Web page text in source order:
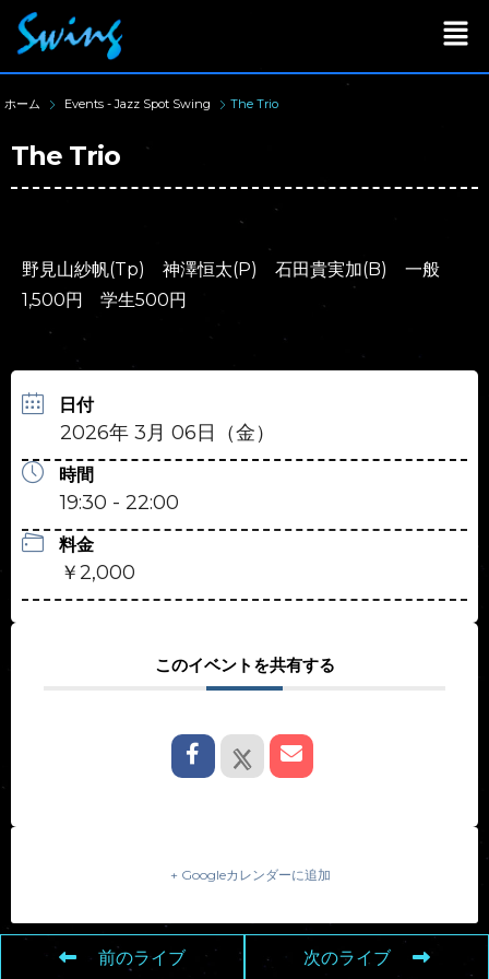
ホーム Events - Jazz Spot Swing The Trio
The Trio
野見山紗帆(Tp) 神澤恒太(P) 石田貴実加(B) 一般
1,500円 学生500円
日付
2026年 3月 06日（金）
時間
19:30 - 22:00
料金
￥2,000
このイベントを共有する
+ Googleカレンダーに追加
前のライブ 次のライブ